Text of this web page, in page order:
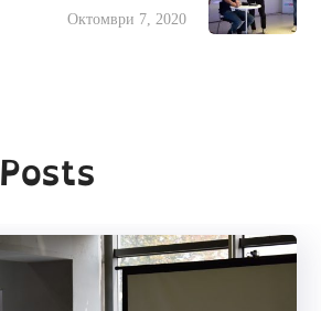
Октомври 7, 2020